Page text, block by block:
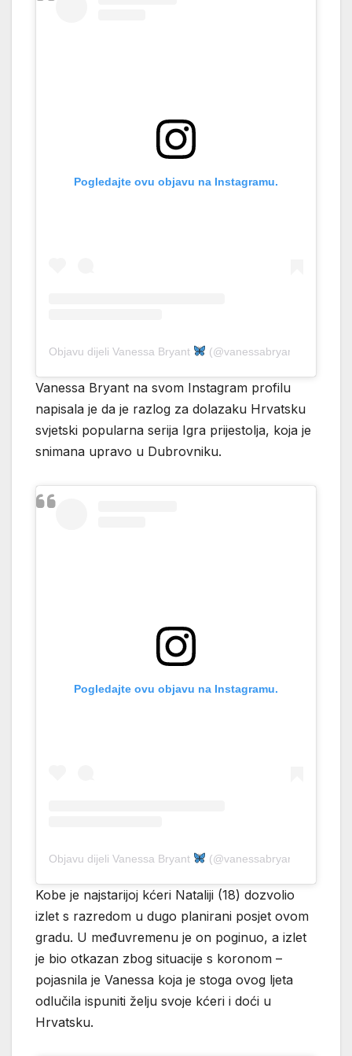
Pogledajte ovu objavu na Instagramu.
Objavu dijeli Vanessa Bryant (@vanessabryant)
Vanessa Bryant na svom Instagram profilu
napisala je da je razlog za dolazaku Hrvatsku
svjetski popularna serija Igra prijestolja, koja je
snimana upravo u Dubrovniku.
Pogledajte ovu objavu na Instagramu.
Objavu dijeli Vanessa Bryant (@vanessabryant)
Kobe je najstarijoj kćeri Nataliji (18) dozvolio
izlet s razredom u dugo planirani posjet ovom
gradu. U međuvremenu je on poginuo, a izlet
je bio otkazan zbog situacije s koronom –
pojasnila je Vanessa koja je stoga ovog ljeta
odlučila ispuniti želju svoje kćeri i doći u
Hrvatsku.